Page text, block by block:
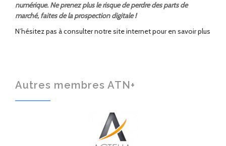
numérique. Ne prenez plus le risque de perdre des parts de
marché, faites de la prospection digitale !
N’hésitez pas à consulter notre site internet pour en savoir plus
Autres membres ATN+